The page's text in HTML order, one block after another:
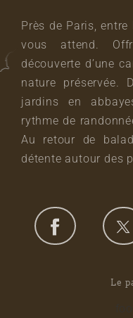
Près de Paris,
vous attend.
découverte d’une
nature préservée.
jardins en
rythme de
Au retour de
détente autour des
Le